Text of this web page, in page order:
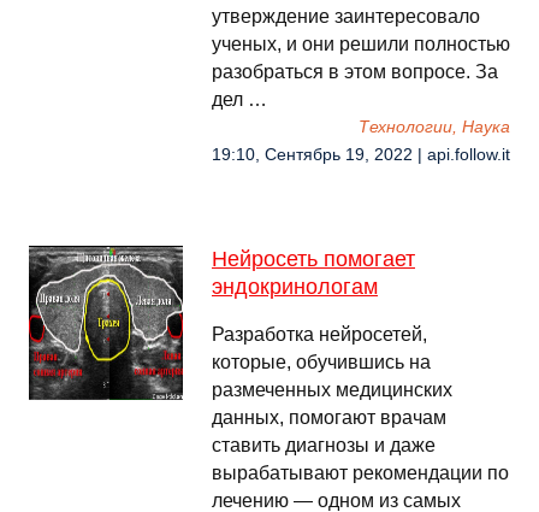
утверждение заинтересовало
ученых, и они решили полностью
разобраться в этом вопросе. За
дел …
Технологии, Наука
19:10, Сентябрь 19, 2022 | api.follow.it
Нейросеть помогает
эндокринологам
Разработка нейросетей,
которые, обучившись на
размеченных медицинских
данных, помогают врачам
ставить диагнозы и даже
вырабатывают рекомендации по
лечению — одном из самых